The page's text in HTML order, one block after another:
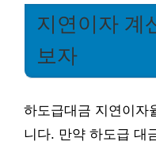
지연이자 계
보자
하도급대금 지연이자
니다. 만약 하도급 대